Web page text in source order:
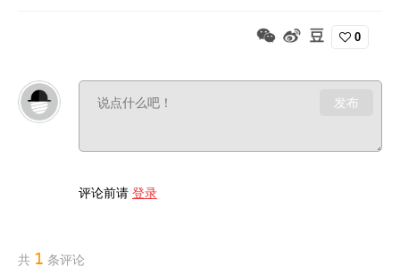
0
发布
评论前请 登录
共 1 条评论